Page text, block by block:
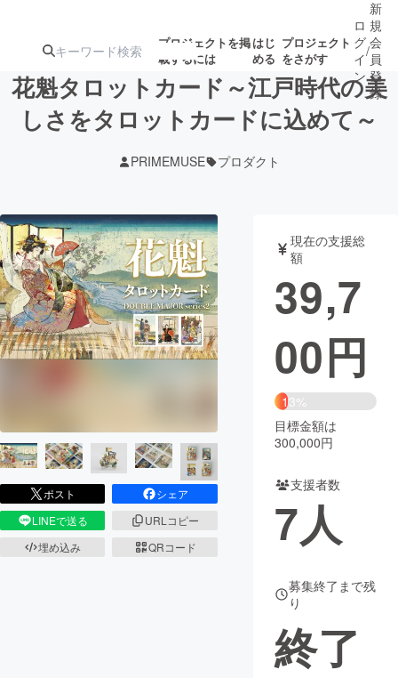
プロジェクトを掲
載するには
はじ
める
プロジェクト
をさがす
ジェクト
募集終了が近いプ
ロジェクト
アート・写真 音楽
テクノロジー・ガジェット ゲーム・
映像・映画 書籍・雑誌
チャレンジ
まちづくり・地域活性化
CAMPFIRE for Social Good CAMPFIRE Creation
CAMPFIREふるさと納税
コミュニティ
ロ
グ
イ
ン
/
新
規
会
員
登
録
花魁タロットカード～江戸時代の美
しさをタロットカードに込めて～
PRIMEMUSE プロダクト
ポスト
シェア
LINEで送る
URLコピー
埋め込み
QRコード
現在の支援総
額
39,7
00円
13%
目標金額は
300,000円
支援者数
7人
募集終了まで残
り
終了